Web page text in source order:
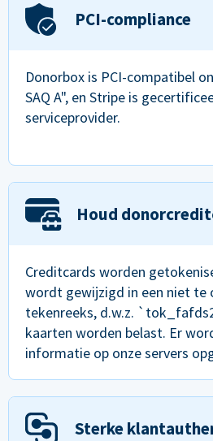
PCI-compliance
Donorbox is PCI-compatibel
SAQ A", en Stripe is
serviceprovider.
Houd
Creditcards worden
wordt gewijzigd in een niet te
tekenreeks, d.w.z.
kaarten worden belast. Er
informatie op onze servers
Sterke